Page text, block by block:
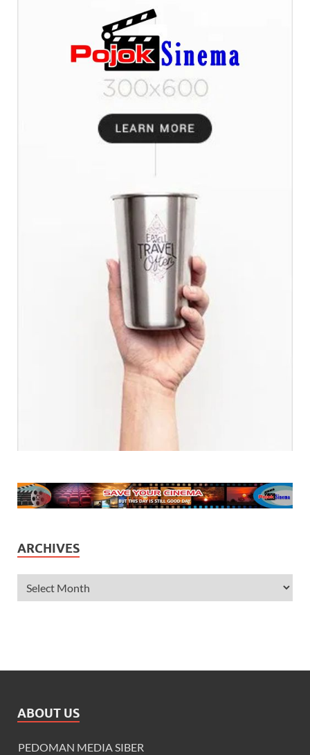
ARCHIVES
ABOUT US
PEDOMAN MEDIA SIBER